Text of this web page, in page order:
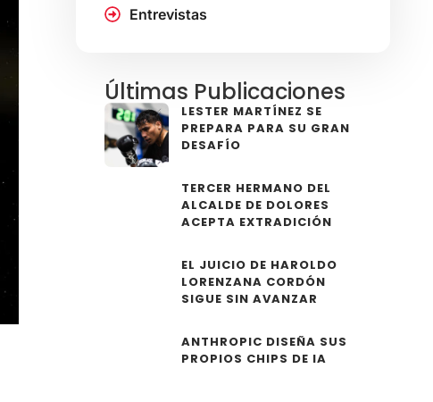
Entrevistas
Últimas Publicaciones
LESTER MARTÍNEZ SE
PREPARA PARA SU GRAN
DESAFÍO
TERCER HERMANO DEL
ALCALDE DE DOLORES
ACEPTA EXTRADICIÓN
EL JUICIO DE HAROLDO
LORENZANA CORDÓN
SIGUE SIN AVANZAR
ANTHROPIC DISEÑA SUS
PROPIOS CHIPS DE IA